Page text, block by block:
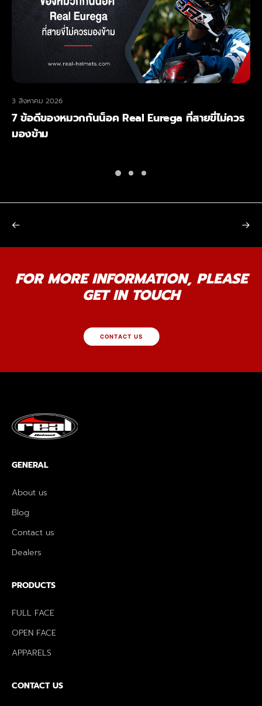
3 สิงหาคม 2026
7 ข้อดีของหมวกกันน็อค Real Eurega ที่สายขี่ไม่ควร
มองข้าม
FOR MORE INFORMATION, PLEASE
GET IN TOUCH
CONTACT US
GENERAL
About us
Blog
Contact us
Dealers
PRODUCTS
FULL FACE
OPEN FACE
APPARELS
CONTACT US